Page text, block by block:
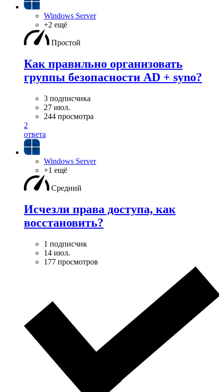
Windows Server
+2 ещё
Простой
Как правильно организовать
группы безопасности AD + syno?
3 подписчика
27 июл.
244 просмотра
2
ответа
Windows Server
+1 ещё
Средний
Исчезли права доступа, как
восстановить?
1 подписчик
14 июл.
177 просмотров